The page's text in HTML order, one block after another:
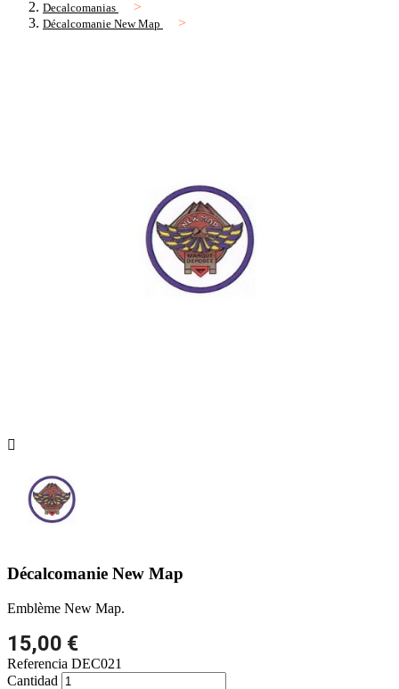
Decalcomanias
Décalcomanie New Map

Décalcomanie New Map
Emblème New Map.
15,00 €
Referencia DEC021
Cantidad